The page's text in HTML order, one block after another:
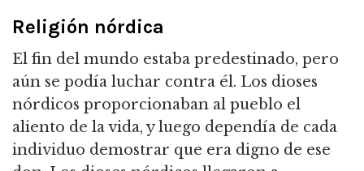
Religión nórdica
El fin del mundo estaba predestinado, pero
aún se podía luchar contra él. Los dioses
nórdicos proporcionaban al pueblo el
aliento de la vida, y luego dependía de cada
individuo demostrar que era digno de ese